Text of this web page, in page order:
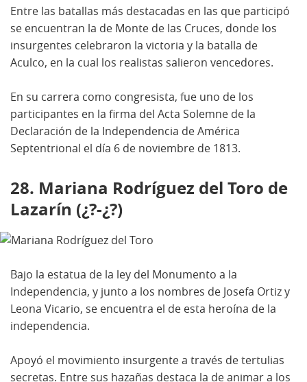
Entre las batallas más destacadas en las que participó
se encuentran la de Monte de las Cruces, donde los
insurgentes celebraron la victoria y la batalla de
Aculco, en la cual los realistas salieron vencedores.
En su carrera como congresista, fue uno de los
participantes en la firma del Acta Solemne de la
Declaración de la Independencia de América
Septentrional el día 6 de noviembre de 1813.
28. Mariana Rodríguez del Toro de
Lazarín (¿?-¿?)
Bajo la estatua de la ley del Monumento a la
Independencia, y junto a los nombres de Josefa Ortiz y
Leona Vicario, se encuentra el de esta heroína de la
independencia.
Apoyó el movimiento insurgente a través de tertulias
secretas. Entre sus hazañas destaca la de animar a los